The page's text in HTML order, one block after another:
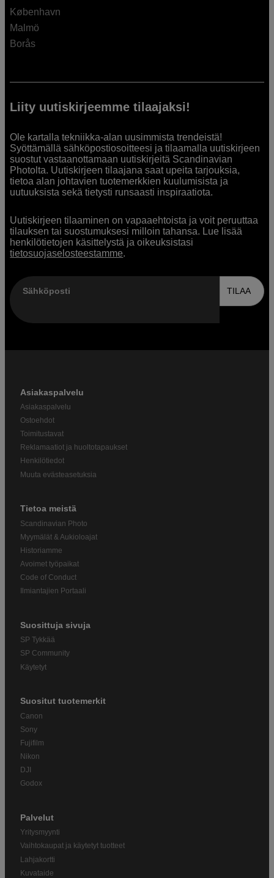
København
Malmö
Borås
Liity uutiskirjeemme tilaajaksi!
Ole kartalla tekniikka-alan uusimmista trendeistä!
Syöttämällä sähköpostiosoitteesi ja tilaamalla uutiskirjeen
suostut vastaanottamaan uutiskirjeitä Scandinavian
Photolta. Uutiskirjeen tilaajana saat upeita tarjouksia,
tietoa alan johtavien tuotemerkkien kuulumisista ja
uutuuksista sekä tietysti runsaasti inspiraatiota.
Uutiskirjeen tilaaminen on vapaaehtoista ja voit peruuttaa
tilauksen tai suostumuksesi milloin tahansa. Lue lisää
henkilötietojen käsittelystä ja oikeuksistasi
tietosuojaselosteestamme.
Sähköposti TILAA
Asiakaspalvelu
Asiakaspalvelu
Ostoehdot
Toimitustavat
Reklamaatiot ja huoltotapaukset
Henkilötiedot
Muuta evästeasetuksia
Tietoa meistä
Scandinavian Photo
Myymälät & Aukioloajat
Historiamme
Avoimet työpaikat
Code of Conduct
Ilmiantajien Portaali
Suosittuja sivuja
SP Tykkää
SP Community
Käytetyt
Suositut tuotemerkit
Canon
Sony
Fujifilm
Nikon
DJI
Godox
Palvelut
Yritysmyynti
Vaihtokaupat ja käytetyt tuotteet
Lahjakortti
Kuvataide